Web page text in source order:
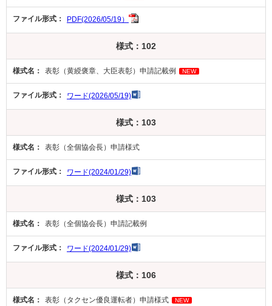
PDF(2026/05/19）
様式：102
表彰（黄綬褒章、大臣表彰）申請記載例 NEW
ワード(2026/05/19)
様式：103
表彰（全個協会長）申請様式
ワード(2024/01/29)
様式：103
表彰（全個協会長）申請記載例
ワード(2024/01/29)
様式：106
表彰（タクセン優良運転者）申請様式 NEW